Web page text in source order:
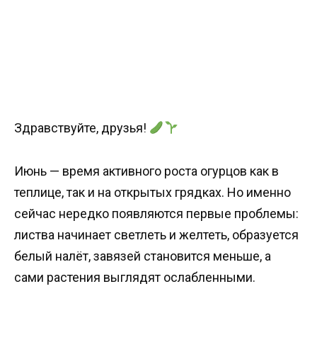
Здравствуйте, друзья!
Июнь — время активного роста огурцов как в
теплице, так и на открытых грядках. Но именно
сейчас нередко появляются первые проблемы:
листва начинает светлеть и желтеть, образуется
белый налёт, завязей становится меньше, а
сами растения выглядят ослабленными.